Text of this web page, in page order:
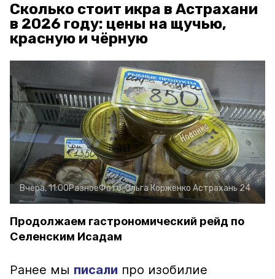
Сколько стоит икра в Астрахани
в 2026 году: цены на щучью,
красную и чёрную
Вчера, 11:00РазноеФото:Ольга Корженко Астрахань 24
Продолжаем гастрономический рейд по
Селенским Исадам
Ранее мы писали про изобилие